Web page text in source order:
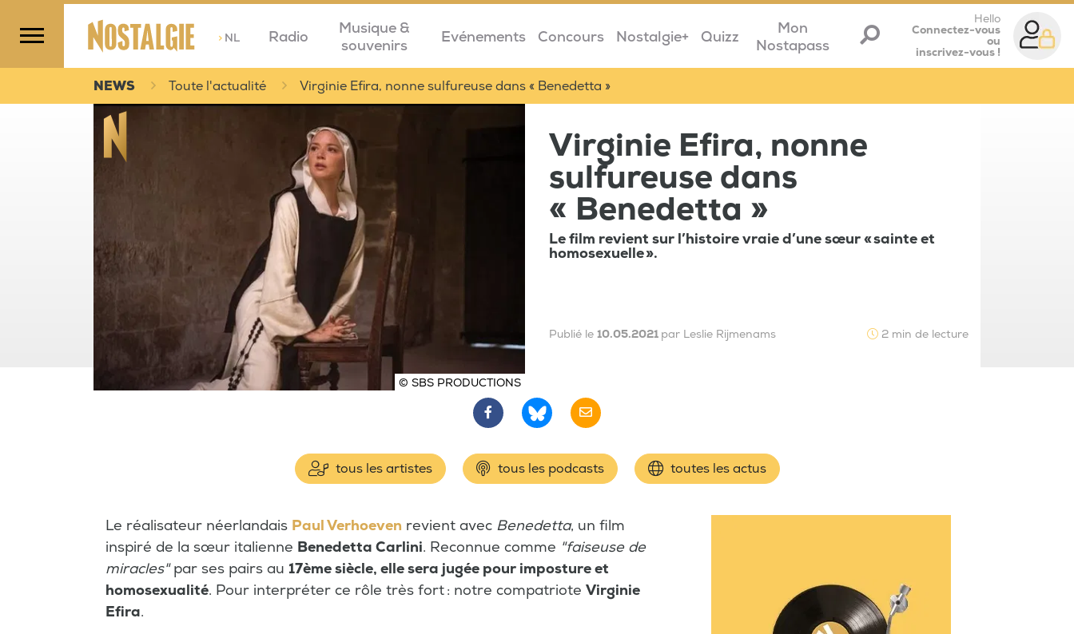
>NL Radio
Musique &
souvenirs
Evénements Concours Nostalgie+ Quizz
Mon
Nostapass
Hello
Connectez-vous
ou
inscrivez-vous !
NEWS Toute l'actualité Virginie Efira, nonne sulfureuse dans « Benedetta »
© SBS PRODUCTIONS
Virginie Efira, nonne
sulfureuse dans
« Benedetta »
Le film revient sur l’histoire vraie d’une sœur « sainte et
homosexuelle ».
Publié le 10.05.2021 par Leslie Rijmenams 2 min de lecture
tous les artistes tous les podcasts toutes les actus
Le réalisateur néerlandais Paul Verhoeven revient avec Benedetta, un film
inspiré de la sœur italienne Benedetta Carlini. Reconnue comme "faiseuse de
miracles"par ses pairs au 17ème siècle, elle sera jugée pour imposture et
homosexualité. Pour interpréter ce rôle très fort : notre compatriote Virginie
Efira.